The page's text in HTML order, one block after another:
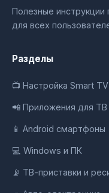
Полезные инструкции
для всех
Разделы
📺 Настройка Smart TV
📲 Приложения для ТВ
📱 Android смартфоны
💻 Windows и ПК
📡 ТВ-приставки и